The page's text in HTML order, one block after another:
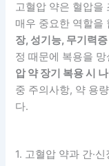
고혈압 약은 혈압을
매우 중요한 역할을
장, 성기능, 무기력증
정 때문에 복용을
압 약 장기 복용 시
중 주의사항, 약 용
다.
1. 고혈압 약과 간·